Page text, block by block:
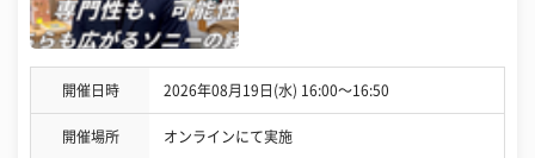
開催日時 2026年08月19日(水) 16:00〜16:50
開催場所 オンラインにて実施